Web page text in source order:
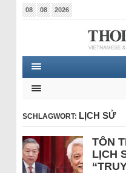
08 08 2026
SCHLAGWORT: LỊCH SỬ
TÔN
LỊCH